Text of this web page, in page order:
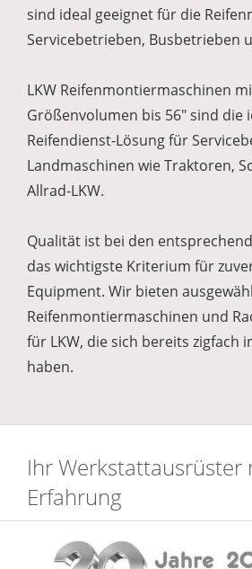
sind ideal geeignet für die
Servicebetrieben, Busbetrieben
LKW Reifenmontiermaschinen
Größenvolumen bis 56" sind die
Reifendienst-Lösung für
Landmaschinen wie Traktoren,
Allrad-LKW.
Qualität ist bei den
das wichtigste Kriterium für
Equipment. Wir bieten
Reifenmontiermaschinen und
für LKW, die sich bereits zigfach
haben.
Ihr Werkstattausrüster
Erfahrung